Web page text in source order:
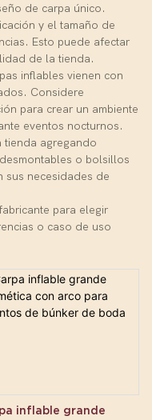
de carpa único.
y el tamaño de
Esto puede afectar
de la tienda.
inflables vienen con
Considere
para crear un ambiente
eventos nocturnos.
tienda agregando
o bolsillos
sus necesidades de
para elegir
o caso de uso
inflable grande